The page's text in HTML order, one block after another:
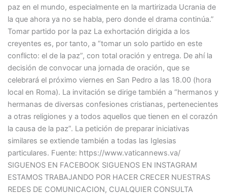
paz en el mundo, especialmente en la martirizada Ucrania de
la que ahora ya no se habla, pero donde el drama continúa.”
Tomar partido por la paz La exhortación dirigida a los
creyentes es, por tanto, a “tomar un solo partido en este
conflicto: el de la paz”, con total oración y entrega. De ahí la
decisión de convocar una jornada de oración, que se
celebrará el próximo viernes en San Pedro a las 18.00 (hora
local en Roma). La invitación se dirige también a “hermanos y
hermanas de diversas confesiones cristianas, pertenecientes
a otras religiones y a todos aquellos que tienen en el corazón
la causa de la paz”. La petición de preparar iniciativas
similares se extiende también a todas las Iglesias
particulares. Fuente: https://www.vaticannews.va/
SIGUENOS EN FACEBOOK SIGUENOS EN INSTAGRAM
ESTAMOS TRABAJANDO POR HACER CRECER NUESTRAS
REDES DE COMUNICACION, CUALQUIER CONSULTA